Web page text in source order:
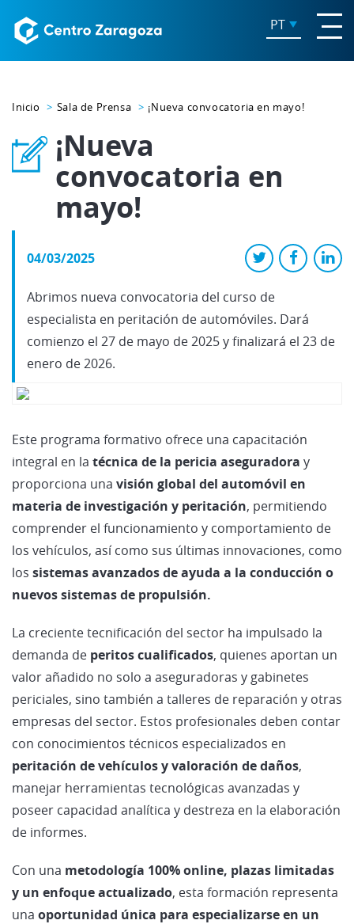
PT
Inicio Sala de Prensa ¡Nueva convocatoria en mayo!
¡Nueva
convocatoria en
mayo!
04/03/2025
Abrimos nueva convocatoria del curso de
especialista en peritación de automóviles. Dará
comienzo el 27 de mayo de 2025 y finalizará el 23 de
enero de 2026.
Este programa formativo ofrece una capacitación
integral en la técnica de la pericia aseguradora y
proporciona una visión global del automóvil en
materia de investigación y peritación, permitiendo
comprender el funcionamiento y comportamiento de
los vehículos, así como sus últimas innovaciones, como
los sistemas avanzados de ayuda a la conducción o
nuevos sistemas de propulsión.
La creciente tecnificación del sector ha impulsado la
demanda de peritos cualificados, quienes aportan un
valor añadido no solo a aseguradoras y gabinetes
periciales, sino también a talleres de reparación y otras
empresas del sector. Estos profesionales deben contar
con conocimientos técnicos especializados en
peritación de vehículos y valoración de daños,
manejar herramientas tecnológicas avanzadas y
poseer capacidad analítica y destreza en la elaboración
de informes.
Con una metodología 100% online, plazas limitadas
y un enfoque actualizado, esta formación representa
una oportunidad única para especializarse en un